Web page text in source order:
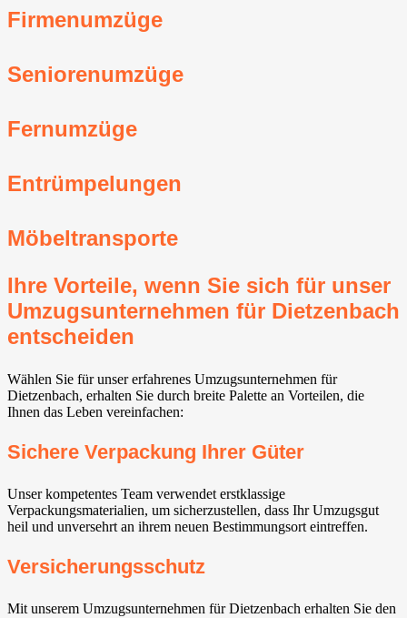
Firmenumzüge
Seniorenumzüge
Fernumzüge
Entrümpelungen
Möbeltransporte
Ihre Vorteile, wenn Sie sich für unser
Umzugsunternehmen für Dietzenbach
entscheiden
Wählen Sie für unser erfahrenes Umzugsunternehmen für
Dietzenbach, erhalten Sie durch breite Palette an Vorteilen, die
Ihnen das Leben vereinfachen:
Sichere Verpackung Ihrer Güter
Unser kompetentes Team verwendet erstklassige
Verpackungsmaterialien, um sicherzustellen, dass Ihr Umzugsgut
heil und unversehrt an ihrem neuen Bestimmungsort eintreffen.
Versicherungsschutz
Mit unserem Umzugsunternehmen für Dietzenbach erhalten Sie den